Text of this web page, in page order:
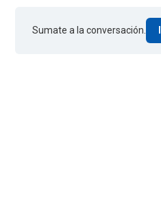
Sumate a la conversación.